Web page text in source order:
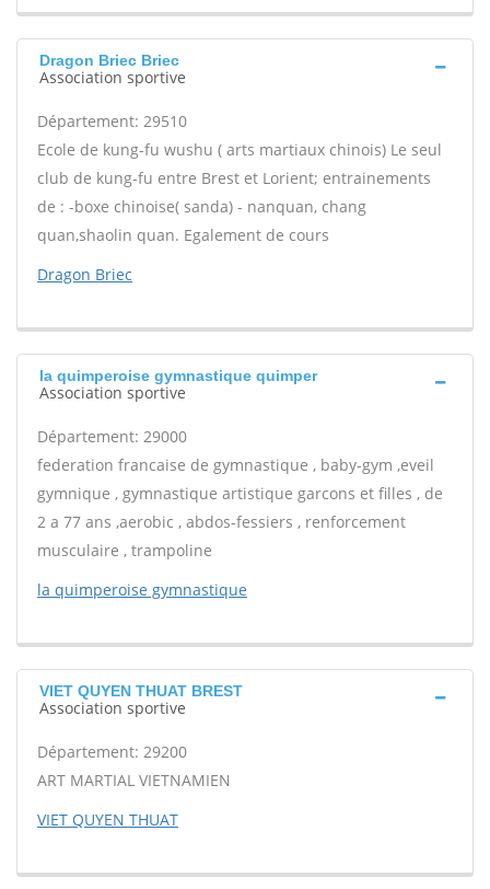
Dragon Briec Briec
Association sportive
Département: 29510
Ecole de kung-fu wushu ( arts martiaux chinois) Le seul
club de kung-fu entre Brest et Lorient; entrainements
de : -boxe chinoise( sanda) - nanquan, chang
quan,shaolin quan. Egalement de cours
Dragon Briec
la quimperoise gymnastique quimper
Association sportive
Département: 29000
federation francaise de gymnastique , baby-gym ,eveil
gymnique , gymnastique artistique garcons et filles , de
2 a 77 ans ,aerobic , abdos-fessiers , renforcement
musculaire , trampoline
la quimperoise gymnastique
VIET QUYEN THUAT BREST
Association sportive
Département: 29200
ART MARTIAL VIETNAMIEN
VIET QUYEN THUAT